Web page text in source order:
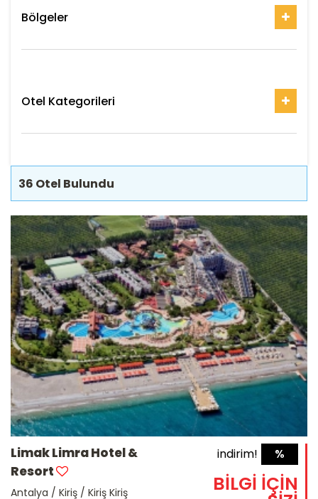
Bölgeler
Otel Kategorileri
36 Otel Bulundu
Limak Limra Hotel &
Resort
Antalya / Kiriş / Kiriş Kiriş
%
indirim!
BİLGİ İÇİN